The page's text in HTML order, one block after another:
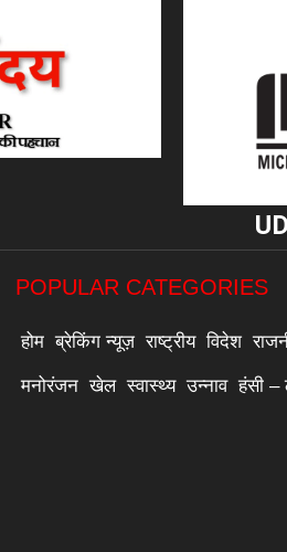
POPULAR CATEGORIES
होम ब्रेकिंग न्यूज़ राष्ट्रीय विदेश
मनोरंजन खेल स्वास्थ्य उन्नाव हंसी –